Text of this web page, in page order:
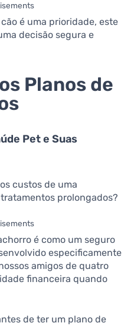
é uma prioridade, este
decisão segura e
Planos de
Pet e Suas
custos de uma
prolongados?
é como um seguro
especificamente
amigos de quatro
financeira quando
de ter um plano de